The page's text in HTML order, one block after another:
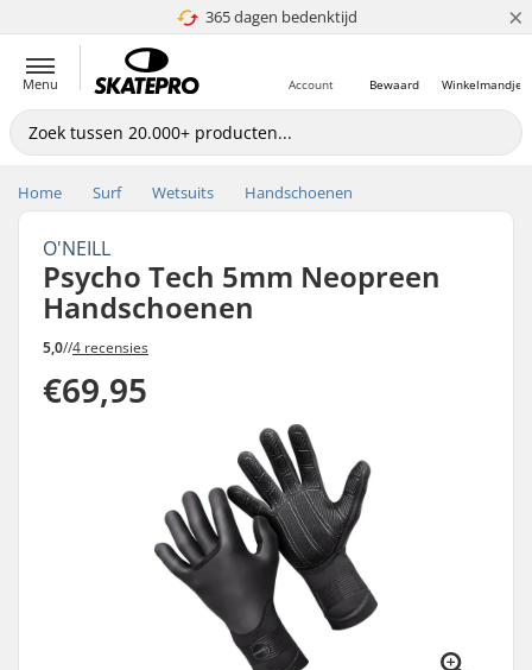
365 dagen bedenktijd
4.8 van 5 ×
Menu Winkelmandje
Bewaard
Account
Home Surf Wetsuits Handschoenen
O'NEILL
Psycho Tech 5mm Neopreen
Handschoenen
5,0//4 recensies
€69,95